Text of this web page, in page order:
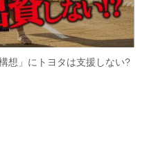
想」にトヨタは支援しない?